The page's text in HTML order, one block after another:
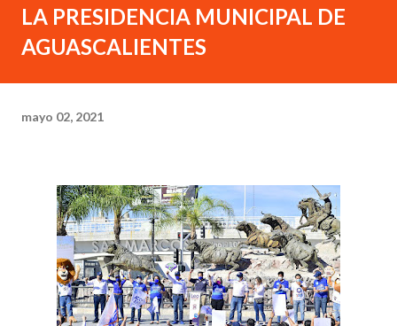
LA PRESIDENCIA MUNICIPAL DE
AGUASCALIENTES
mayo 02, 2021